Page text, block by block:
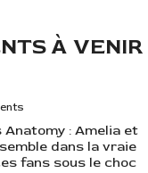
À VENIR
Anatomy : Amelia et
dans la vraie
fans sous le choc